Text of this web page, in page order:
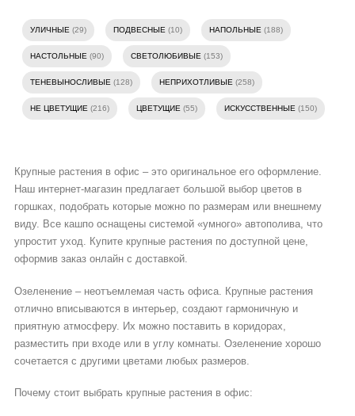
УЛИЧНЫЕ (29) ПОДВЕСНЫЕ (10) НАПОЛЬНЫЕ (188)
НАСТОЛЬНЫЕ (90) СВЕТОЛЮБИВЫЕ (153)
ТЕНЕВЫНОСЛИВЫЕ (128) НЕПРИХОТЛИВЫЕ (258)
НЕ ЦВЕТУЩИЕ (216) ЦВЕТУЩИЕ (55) ИСКУССТВЕННЫЕ (150)
Крупные растения в офис – это оригинальное его оформление.
Наш интернет-магазин предлагает большой выбор цветов в
горшках, подобрать которые можно по размерам или внешнему
виду. Все кашпо оснащены системой «умного» автополива, что
упростит уход. Купите крупные растения по доступной цене,
оформив заказ онлайн с доставкой.
Озеленение – неотъемлемая часть офиса. Крупные растения
отлично вписываются в интерьер, создают гармоничную и
приятную атмосферу. Их можно поставить в коридорах,
разместить при входе или в углу комнаты. Озеленение хорошо
сочетается с другими цветами любых размеров.
Почему стоит выбрать крупные растения в офис: